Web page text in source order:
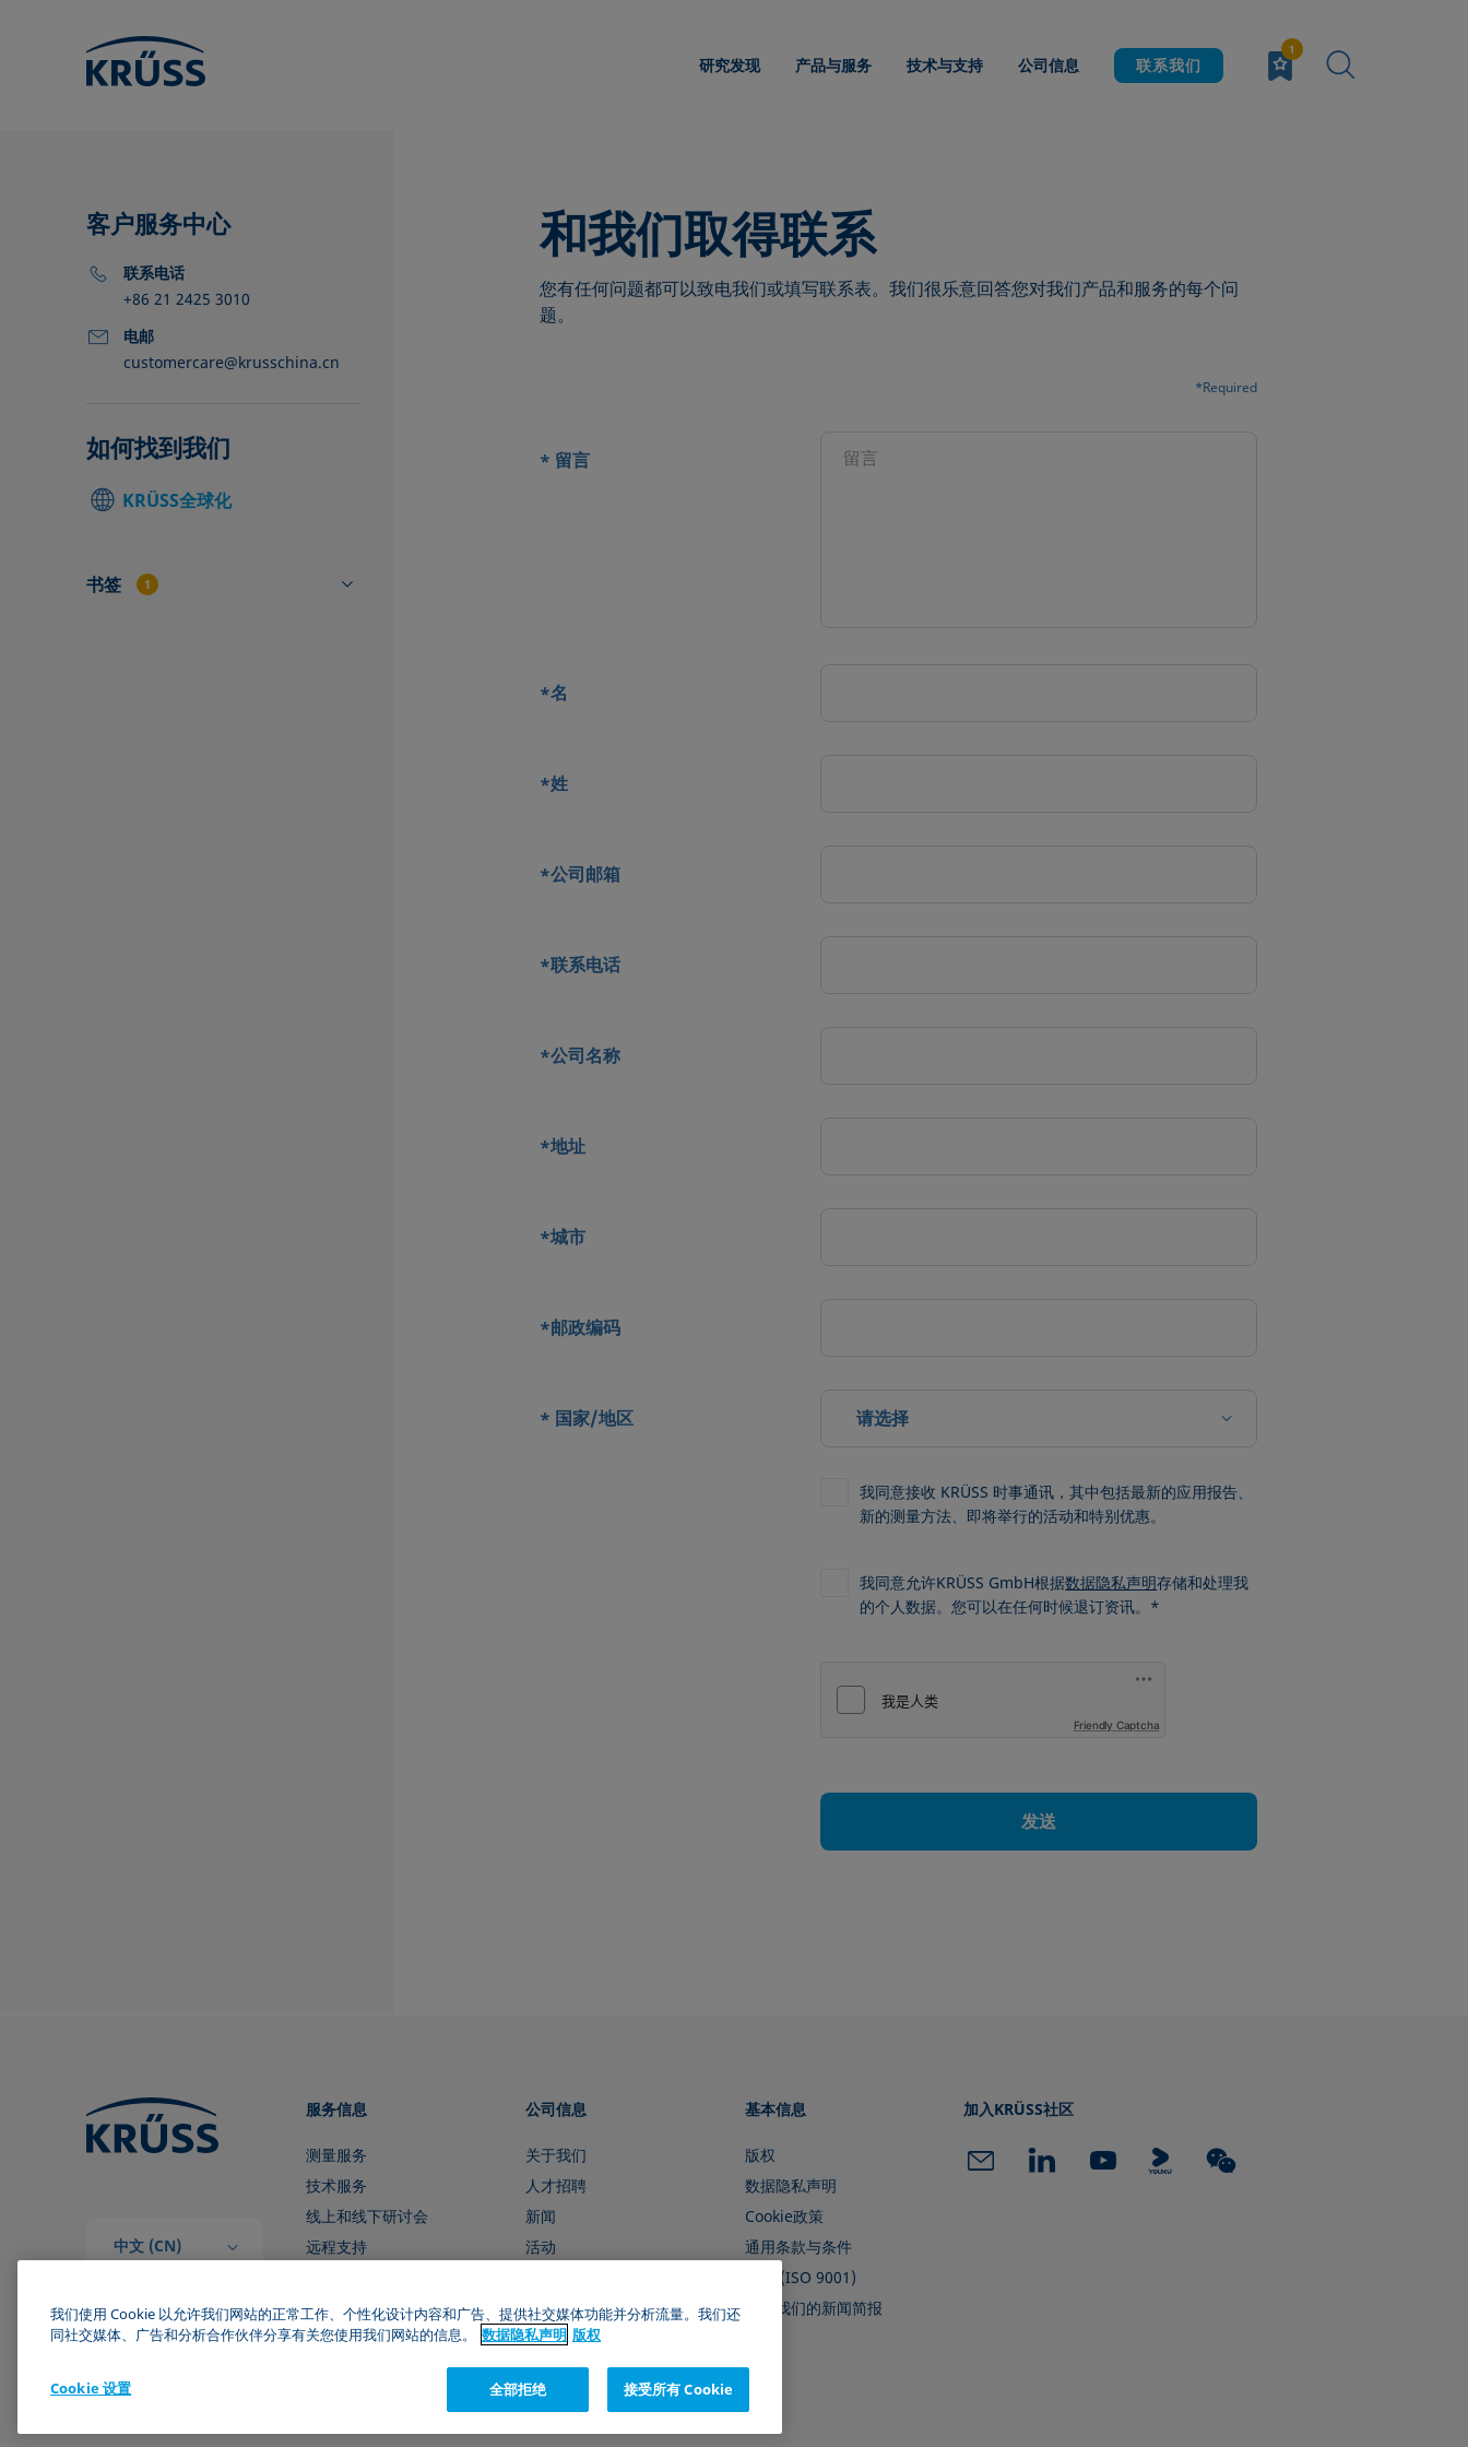
研究发现 产品与服务 技术与支持 公司信息 联系我们
客户服务中心
联系电话
+86 21 2425 3010
电邮
customercare@krusschina.cn
如何找到我们
KRÜSS全球化
书签 1
和我们取得联系
您有任何问题都可以致电我们或填写联系表。我们很乐意回答您对我们产品和服务的每个问
题。
*Required
* 留言
*名
*姓
*公司邮箱
*联系电话
*公司名称
*地址
*城市
*邮政编码
* 国家/地区 请选择
我同意接收 KRÜSS 时事通讯，其中包括最新的应用报告、
新的测量方法、即将举行的活动和特别优惠。
我同意允许KRÜSS GmbH根据数据隐私声明存储和处理我
的个人数据。您可以在任何时候退订资讯。*
Friendly Captcha
发送
中文 (CN)
服务信息
测量服务
技术服务
线上和线下研讨会
远程支持
公司信息
关于我们
人才招聘
新闻
活动
基本信息
版权
数据隐私声明
Cookie政策
通用条款与条件
证书 (ISO 9001)
订阅我们的新闻简报
加入KRÜSS社区
我们使用 Cookie 以允许我们网站的正常工作、个性化设计内容和广告、提供社交媒体功能并分析流量。我们还
同社交媒体、广告和分析合作伙伴分享有关您使用我们网站的信息。
数据隐私声明 版权
全部拒绝 接受所有 Cookie
Cookie 设置